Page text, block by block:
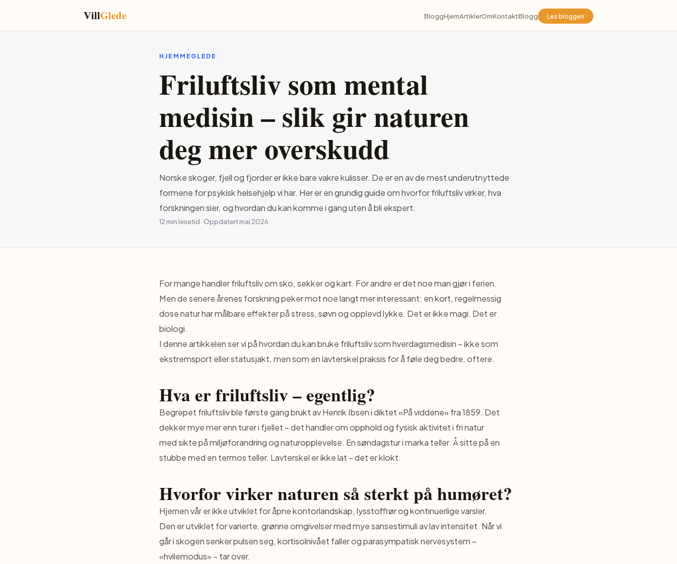
VillGlede BloggHjemArtiklerOmKontaktBlogg Les bloggen
HJEMMEGLEDE
Friluftsliv som mental
medisin – slik gir naturen
deg mer overskudd
Norske skoger, fjell og fjorder er ikke bare vakre kulisser. De er en av de mest underutnyttede
formene for psykisk helsehjelp vi har. Her er en grundig guide om hvorfor friluftsliv virker, hva
forskningen sier, og hvordan du kan komme i gang uten å bli ekspert.
12 min lesetid · Oppdatert mai 2026
For mange handler friluftsliv om sko, sekker og kart. For andre er det noe man gjør i ferien.
Men de senere årenes forskning peker mot noe langt mer interessant: en kort, regelmessig
dose natur har målbare effekter på stress, søvn og opplevd lykke. Det er ikke magi. Det er
biologi.
I denne artikkelen ser vi på hvordan du kan bruke friluftsliv som hverdagsmedisin – ikke som
ekstremsport eller statusjakt, men som en lavterskel praksis for å føle deg bedre, oftere.
Hva er friluftsliv – egentlig?
Begrepet friluftslivble første gang brukt av Henrik Ibsen i diktet «På viddene» fra 1859. Det
dekker mye mer enn turer i fjellet – det handler om opphold og fysisk aktivitet i fri natur
med sikte på miljøforandring og naturopplevelse. En søndagstur i marka teller. Å sitte på en
stubbe med en termos teller. Lavterskel er ikke lat – det er klokt.
Hvorfor virker naturen så sterkt på humøret?
Hjernen vår er ikke utviklet for åpne kontorlandskap, lysstoffrør og kontinuerlige varsler.
Den er utviklet for varierte, grønne omgivelser med mye sansestimuli av lav intensitet. Når vi
går i skogen senker pulsen seg, kortisolnivået faller og parasympatisk nervesystem –
«hvilemodus» – tar over.